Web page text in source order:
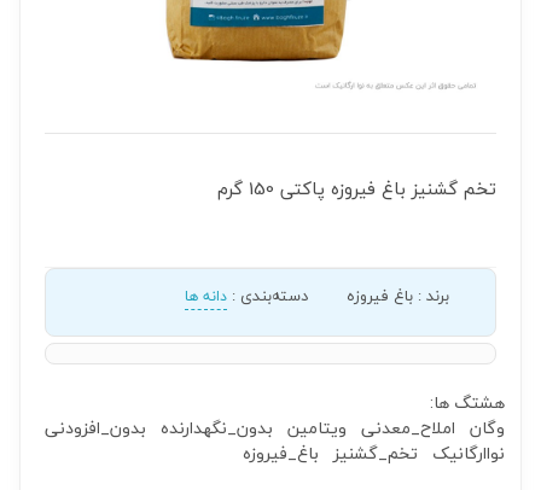
تخم گشنیز باغ فیروزه پاکتی 150 گرم
برند: باغ فیروزه دسته‌بندی : دانه ها
هشتگ ها:
وگان املاح_معدنی ویتامین بدون_نگهدارنده بدون_افزودنی
نواارگانیک تخم_گشنیز باغ_فیروزه